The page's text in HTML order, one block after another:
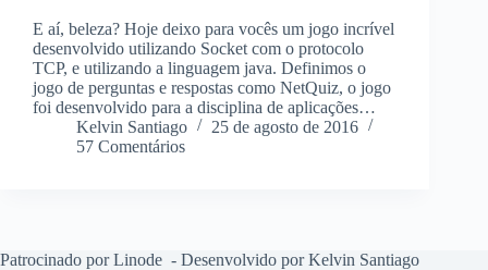
E aí, beleza? Hoje deixo para vocês um jogo incrível
desenvolvido utilizando Socket com o protocolo
TCP, e utilizando a linguagem java. Definimos o
jogo de perguntas e respostas como NetQuiz, o jogo
foi desenvolvido para a disciplina de aplicações…
Kelvin Santiago
25 de agosto de 2016
57 Comentários
Patrocinado por Linode - Desenvolvido por Kelvin Santiago